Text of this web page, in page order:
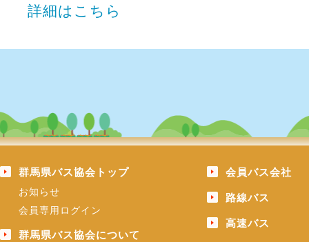
詳細はこちら
群馬県バス協会トップ
お知らせ
会員専用ログイン
群馬県バス協会について
会員バス会社
路線バス
高速バス